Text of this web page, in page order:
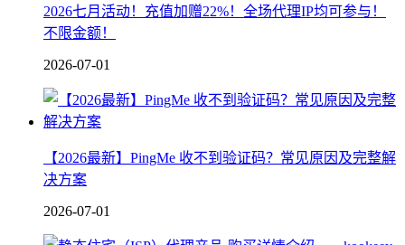
2026七月活动！充值加赠22%！全场代理IP均可参与！
不限金额！
2026-07-01
【2026最新】PingMe 收不到验证码？常见原因及完整解
决方案
2026-07-01